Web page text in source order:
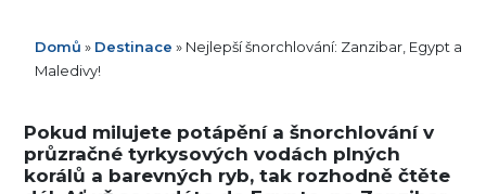
Domů » Destinace » Nejlepší šnorchlování: Zanzibar, Egypt a
Maledivy!
Pokud milujete potápění a šnorchlování v
průzračné tyrkysových vodách plných
korálů a barevných ryb, tak rozhodně čtěte